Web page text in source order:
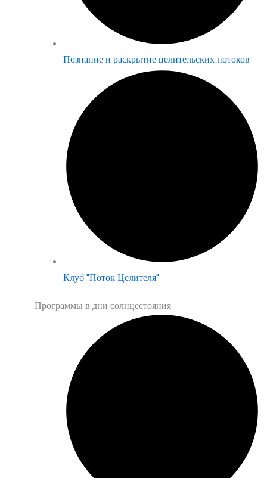
Познание и раскрытие целительских потоков
Клуб "Поток Целителя"
Программы в дни солнцестояния